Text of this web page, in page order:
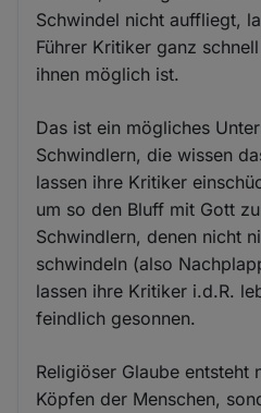
Schwindel nicht auffliegt,
Führer Kritiker ganz
ihnen möglich ist.
Das ist ein mögliches
Schwindlern, die wissen
lassen ihre Kritiker
um so den Bluff mit Gott
Schwindlern, denen nicht
schwindeln (also
lassen ihre Kritiker i.d.R.
feindlich gesonnen.
Religiöser Glaube entsteht
Köpfen der Menschen,